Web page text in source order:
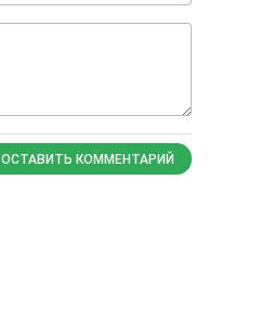
ОСТАВИТЬ КОММЕНТАРИЙ